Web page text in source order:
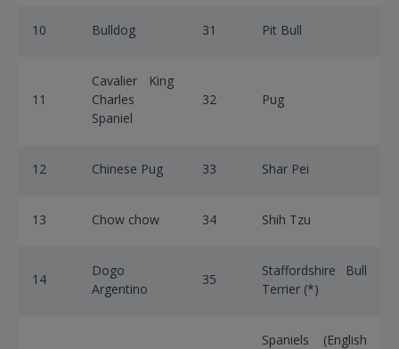
10 Bulldog 31 Pit Bull
11
Cavalier King
Charles
Spaniel
32 Pug
12 Chinese Pug 33 Shar Pei
13 Chow chow 34 Shih Tzu
14
Dogo
Argentino
35
Staffordshire Bull
Terrier (*)
Spaniels (English